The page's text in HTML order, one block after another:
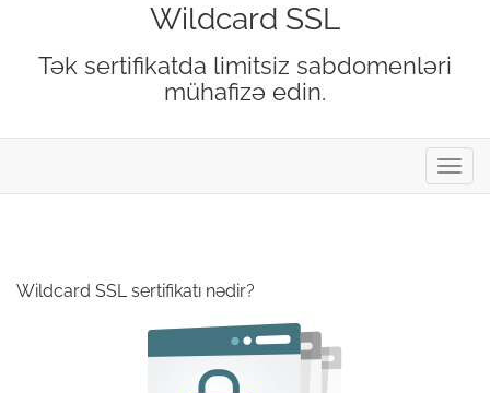
Wildcard SSL
Tək sertifikatda limitsiz sabdomenləri
mühafizə edin.
keçid
Wildcard SSL sertifikatı nədir?